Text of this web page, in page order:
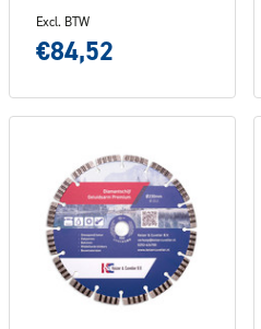
Excl. BTW
€84,52